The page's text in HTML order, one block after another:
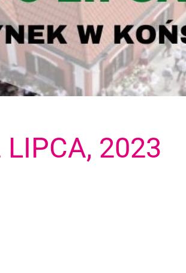
LIPCA, 2023